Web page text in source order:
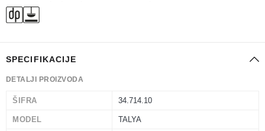
SPECIFIKACIJE
DETALJI PROIZVODA
ŠIFRA 34.714.10
MODEL TALYA